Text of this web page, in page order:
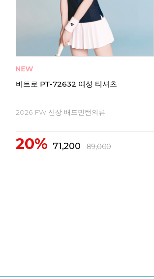
비트로 RT-62661 남성 티셔츠
2026 FW 신상 배드민턴의류
20% 63,200 79,000